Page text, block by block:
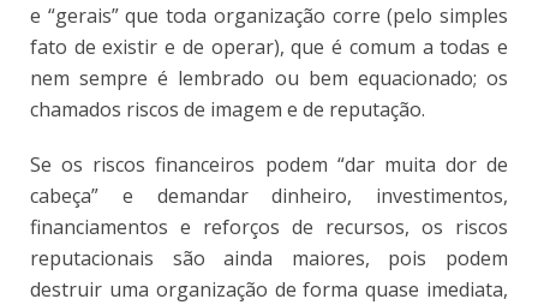
e “gerais” que toda organização corre (pelo simples
fato de existir e de operar), que é comum a todas e
nem sempre é lembrado ou bem equacionado; os
chamados riscos de imagem e de reputação.
Se os riscos financeiros podem “dar muita dor de
cabeça” e demandar dinheiro, investimentos,
financiamentos e reforços de recursos, os riscos
reputacionais são ainda maiores, pois podem
destruir uma organização de forma quase imediata,